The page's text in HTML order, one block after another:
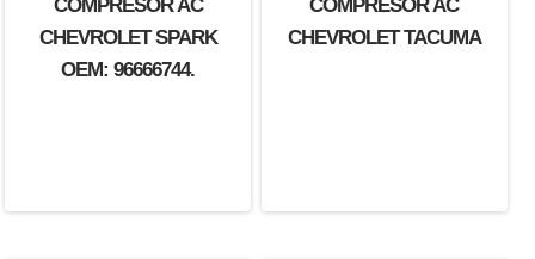
COMPRESOR AC
CHEVROLET SPARK
OEM: 96666744.
COMPRESOR AC
CHEVROLET TACUMA